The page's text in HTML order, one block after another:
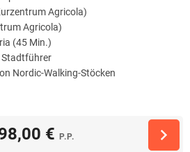
Agricola)
Agricola)
(45 Min.)
Stadtführer
Nordic-Walking-Stöcken
€ P.P.